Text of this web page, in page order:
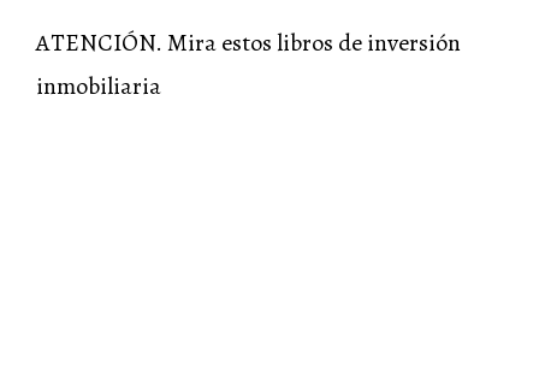
ATENCIÓN. Mira estos libros de inversión
inmobiliaria